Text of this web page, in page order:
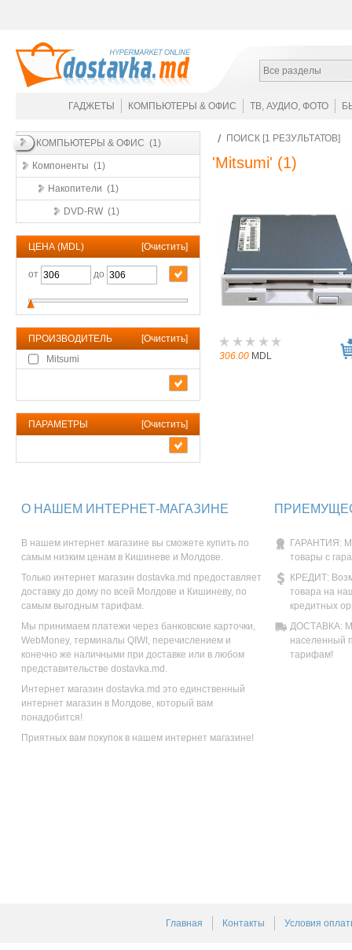
Все разделы
ГАДЖЕТЫ КОМПЬЮТЕРЫ & ОФИС ТВ, АУДИО, ФОТО
КОМПЬЮТЕРЫ & ОФИС (1)
Компоненты (1)
Накопители (1)
DVD-RW (1)
ЦЕНА (MDL) [Очистить]
от до
ПРОИЗВОДИТЕЛЬ [Очистить]
Mitsumi
ПАРАМЕТРЫ [Очистить]
ПОИСК [1 РЕЗУЛЬТАТОВ]
'Mitsumi' (1)
306.00 MDL
О НАШЕМ ИНТЕРНЕТ-МАГАЗИНЕ
В нашем интернет магазине вы сможете купить по
самым низким ценам в Кишиневе и Молдове.
Только интернет магазин dostavka.md предоставляет
доставку до дому по всей Молдове и Кишиневу, по
самым выгодным тарифам.
Мы принимаем платежи через банковские карточки,
WebMoney, терминалы QIWI, перечислением и
конечно же наличными при доставке или в любом
представительстве dostavka.md.
Интернет магазин dostavka.md это единственный
интернет магазин в Молдове, который вам
понадобится!
Приятных вам покупок в нашем интернет магазине!
ГАРАНТИЯ:
товары с
КРЕДИТ:
товара на
кредитных
ДОСТАВКА:
населенный
тарифам!
Главная Контакты Условия